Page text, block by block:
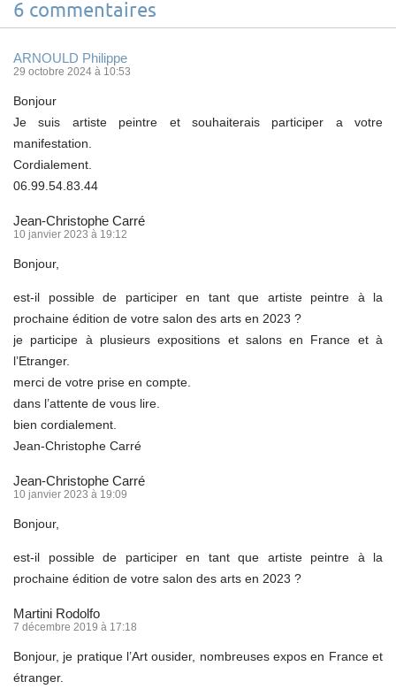
6 commentaires
ARNOULD Philippe
29 octobre 2024 à 10:53
Bonjour
Je suis artiste peintre et souhaiterais participer a votre
manifestation.
Cordialement.
06.99.54.83.44
Jean-Christophe Carré
10 janvier 2023 à 19:12
Bonjour,
est-il possible de participer en tant que artiste peintre à la
prochaine édition de votre salon des arts en 2023 ?
je participe à plusieurs expositions et salons en France et à
l’Etranger.
merci de votre prise en compte.
dans l’attente de vous lire.
bien cordialement.
Jean-Christophe Carré
Jean-Christophe Carré
10 janvier 2023 à 19:09
Bonjour,
est-il possible de participer en tant que artiste peintre à la
prochaine édition de votre salon des arts en 2023 ?
Martini Rodolfo
7 décembre 2019 à 17:18
Bonjour, je pratique l’Art ousider, nombreuses expos en France et
étranger.